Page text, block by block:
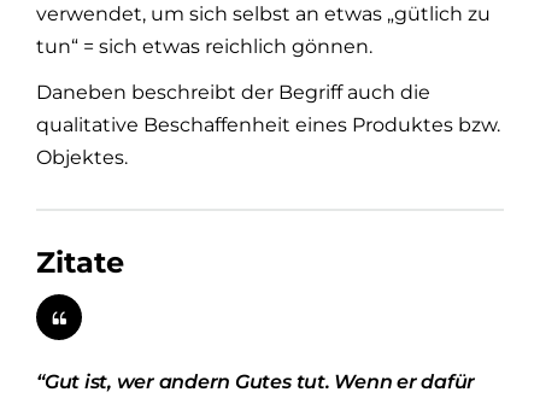
verwendet, um sich selbst an etwas „gütlich zu
tun“ = sich etwas reichlich gönnen.
Daneben beschreibt der Begriff auch die
qualitative Beschaffenheit eines Produktes bzw.
Objektes.
Zitate
“Gut ist, wer andern Gutes tut. Wenn er dafür